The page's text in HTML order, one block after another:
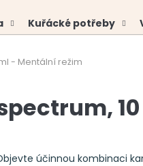
Kuřácké potřeby
- Mentální režim
účinnou kombinaci